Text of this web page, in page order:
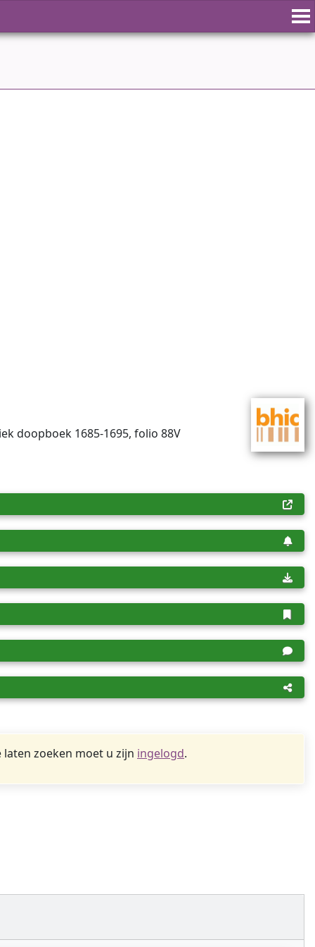
doopboek 1685-1695, folio 88V
zoeken moet u zijn ingelogd.